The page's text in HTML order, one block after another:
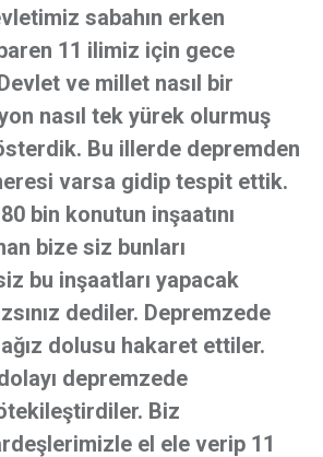
sabahın erken
11 ilimiz için gece
ve millet nasıl bir
nasıl tek yürek olurmuş
Bu illerde depremden
varsa gidip tespit ettik.
bin konutun inşaatını
bize siz bunları
bu inşaatları yapacak
dediler. Depremzede
dolusu hakaret ettiler.
depremzede
Biz
el ele verip 11